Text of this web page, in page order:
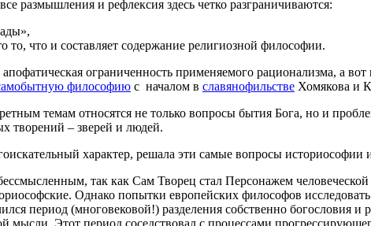
размышления и рефлексия здесь четко разграничиваются:
то, что и составляет содержание религиозной философии.
ограниченность применяемого рационализма, а
философию с началом в славянофильстве Хомякова и
темам относятся не только вопросы бытия Бога, но и
творений – зверей и людей.
характер, решала эти самые вопросы
так как Сам Творец стал Персонажем
Однако попытки европейских философов
период (многовековой!) разделения собственно богословия
мысли. Этот период соседствовал с процессами